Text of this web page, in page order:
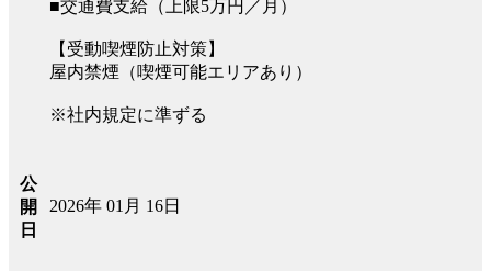
■交通費支給（上限5万円／月）
【受動喫煙防止対策】
屋内禁煙（喫煙可能エリアあり）
※社内規定に準ずる
公
開
日
2026年 01月 16日